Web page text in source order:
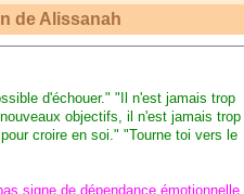
de Alissanah
d'échouer." "Il n'est jamais trop
objectifs, il n'est jamais trop
croire en soi." "Tourne toi vers le
signe de dépendance émotionnelle,